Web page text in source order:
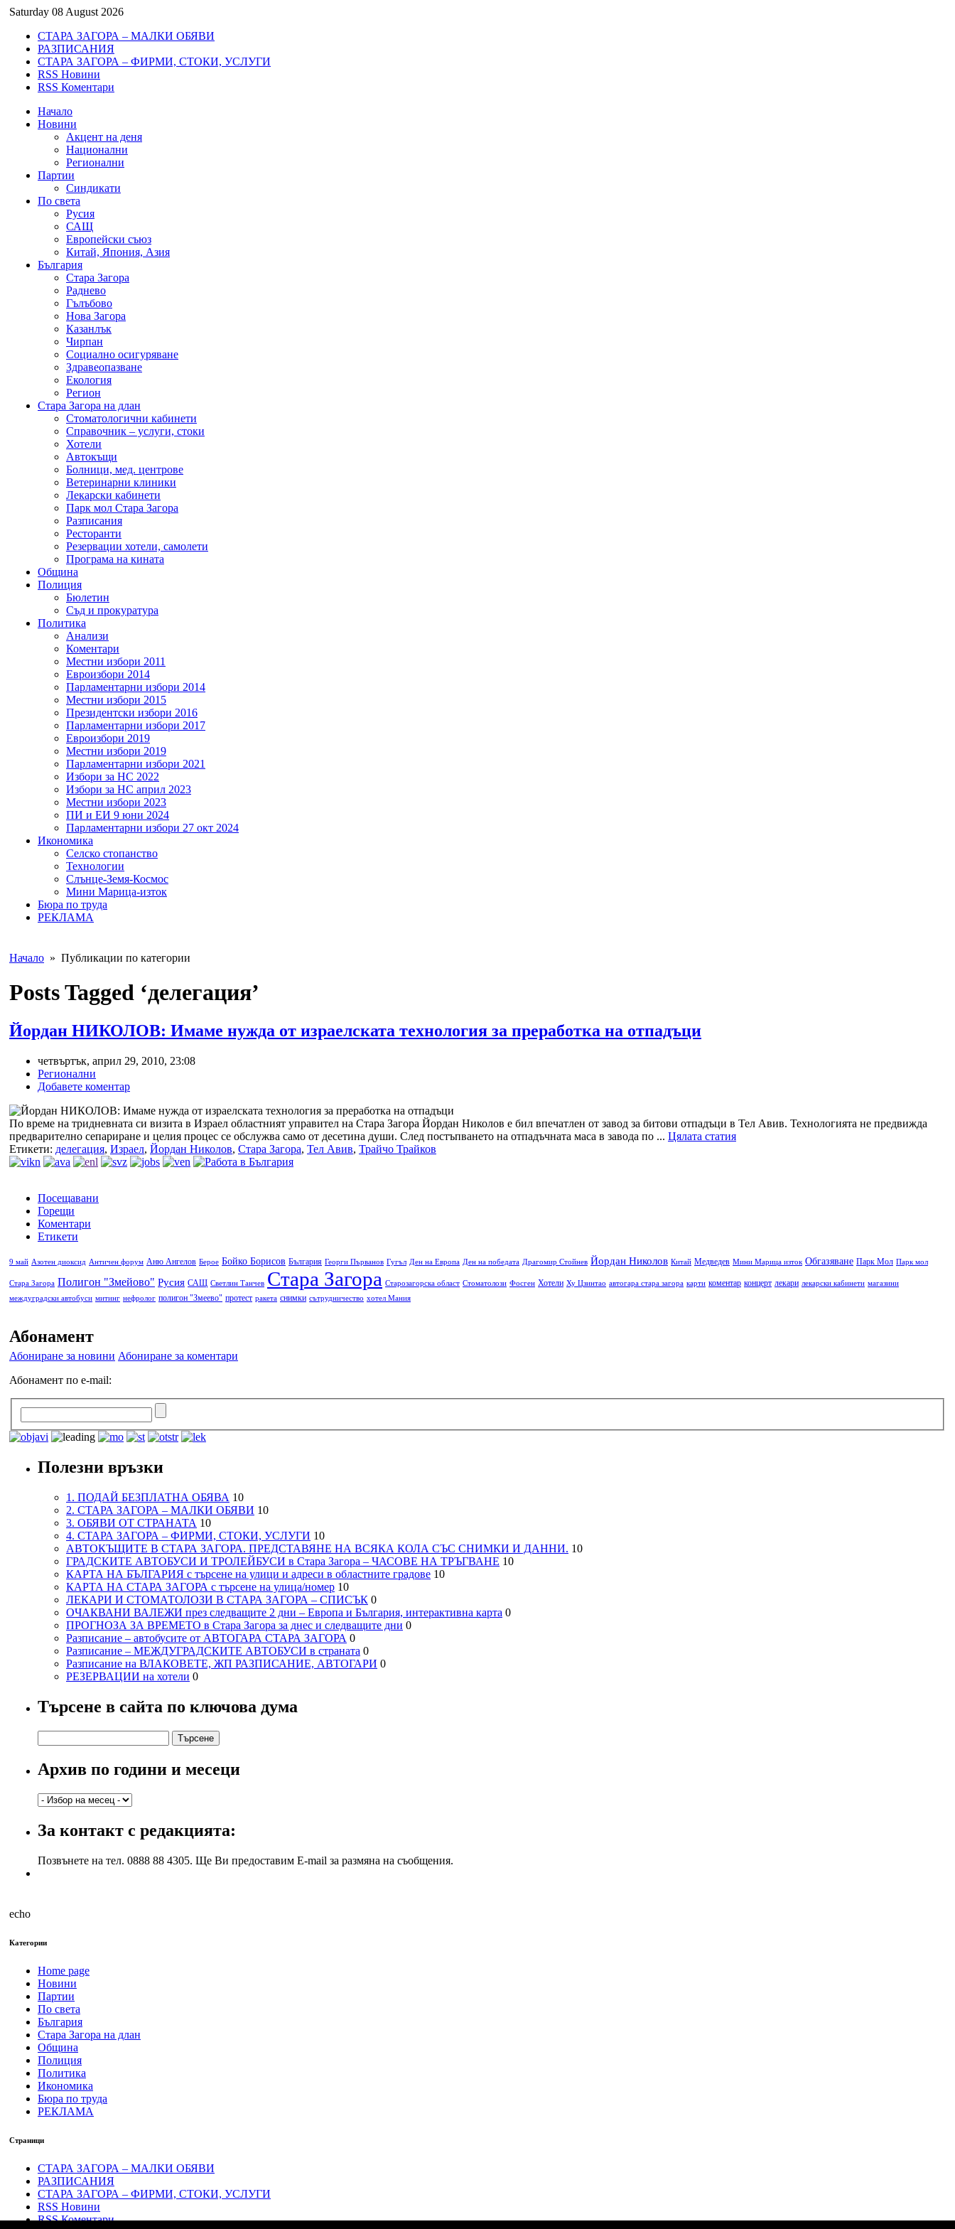
Saturday 08 August 2026
СТАРА ЗАГОРА – МАЛКИ ОБЯВИ
РАЗПИСАНИЯ
СТАРА ЗАГОРА – ФИРМИ, СТОКИ, УСЛУГИ
RSS Новини
RSS Коментари
Начало
Новини
Акцент на деня
Национални
Регионални
Партии
Синдикати
По света
Русия
САЩ
Европейски съюз
Китай, Япония, Азия
България
Стара Загора
Раднево
Гълъбово
Нова Загора
Казанлък
Чирпан
Социално осигуряване
Здравеопазване
Екология
Регион
Стара Загора на длан
Стоматологични кабинети
Справочник – услуги, стоки
Хотели
Автокъщи
Болници, мед. центрове
Ветеринарни клиники
Лекарски кабинети
Парк мол Стара Загора
Разписания
Ресторанти
Резервации хотели, самолети
Програма на кината
Община
Полиция
Бюлетин
Съд и прокуратура
Политика
Анализи
Коментари
Местни избори 2011
Евроизбори 2014
Парламентарни избори 2014
Местни избори 2015
Президентски избори 2016
Парламентарни избори 2017
Евроизбори 2019
Местни избори 2019
Парламентарни избори 2021
Избори за НС 2022
Избори за НС април 2023
Местни избори 2023
ПИ и ЕИ 9 юни 2024
Парламентарни избори 27 окт 2024
Икономика
Селско стопанство
Технологии
Слънце-Земя-Космос
Мини Марица-изток
Бюра по труда
РЕКЛАМА
Начало » Публикации по категории
Posts Tagged ‘делегация’
Йордан НИКОЛОВ: Имаме нужда от израелската технология за преработка на отпадъци
четвъртък, април 29, 2010, 23:08
Регионални
Добавете коментар
По време на тридневната си визита в Израел областният управител на Стара Загора Йордан Николов е бил впечатлен от завод за битови отпадъци в Тел Авив. Технологията не предвижда
предварително сепариране и целия процес се обслужва само от десетина души. След постъпването на отпадъчната маса в завода по ... Цялата статия
Етикети: делегация, Израел, Йордан Николов, Стара Загора, Тел Авив, Трайчо Трайков
Посещавани
Горещи
Коментари
Етикети
9 май Азотен диоксид Античен форум Аню Ангелов Берое Бойко Борисов България Георги Първанов Гугъл Ден на Европа Ден на победата Драгомир Стойнев Йордан Николов Китай Медведев Мини Марица изток Обгазяване Парк Мол Парк мол
Стара Загора Полигон "Змейово" Русия САЩ Светлин Танчев Стара Загора Старозагорска област Стоматолози Фосген Хотели Ху Цзинтао автогара стара загора карти коментар концерт лекари лекарски кабинети магазини
междуградски автобуси митинг нефролог полигон "Змеево" протест ракета снимки сътрудничество хотел Мания
Абонамент
Абониране за новини Абониране за коментари
Абонамент по e-mail:
Полезни връзки
1. ПОДАЙ БЕЗПЛАТНА ОБЯВА 10
2. СТАРА ЗАГОРА – МАЛКИ ОБЯВИ 10
3. ОБЯВИ ОТ СТРАНАТА 10
4. СТАРА ЗАГОРА – ФИРМИ, СТОКИ, УСЛУГИ 10
АВТОКЪЩИТЕ В СТАРА ЗАГОРА. ПРЕДСТАВЯНЕ НА ВСЯКА КОЛА СЪС СНИМКИ И ДАННИ. 10
ГРАДСКИТЕ АВТОБУСИ И ТРОЛЕЙБУСИ в Стара Загора – ЧАСОВЕ НА ТРЪГВАНЕ 10
КАРТА НА БЪЛГАРИЯ с търсене на улици и адреси в областните градове 10
КАРТА НА СТАРА ЗАГОРА с търсене на улица/номер 10
ЛЕКАРИ И СТОМАТОЛОЗИ В СТАРА ЗАГОРА – СПИСЪК 0
ОЧАКВАНИ ВАЛЕЖИ през следващите 2 дни – Европа и България, интерактивна карта 0
ПРОГНОЗА ЗА ВРЕМЕТО в Стара Загора за днес и следващите дни 0
Разписание – автобусите от АВТОГАРА СТАРА ЗАГОРА 0
Разписание – МЕЖДУГРАДСКИТЕ АВТОБУСИ в страната 0
Разписание на ВЛАКОВЕТЕ, ЖП РАЗПИСАНИЕ, АВТОГАРИ 0
РЕЗЕРВАЦИИ на хотели 0
Търсене в сайта по ключова дума
за:
Архив по години и месеци
Архив
години
и
За контакт с редакцията:
Позвънете на тел. 0888 88 4305. Ще Ви предоставим E-mail за размяна на съобщения.
echo
Категории
Home page
Новини
Партии
По света
България
Стара Загора на длан
Община
Полиция
Политика
Икономика
Бюра по труда
РЕКЛАМА
Страници
СТАРА ЗАГОРА – МАЛКИ ОБЯВИ
РАЗПИСАНИЯ
СТАРА ЗАГОРА – ФИРМИ, СТОКИ, УСЛУГИ
RSS Новини
RSS Коментари